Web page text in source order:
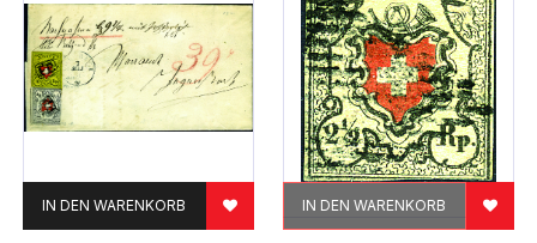
IN DEN WARENKORB IN DEN WARENKORB